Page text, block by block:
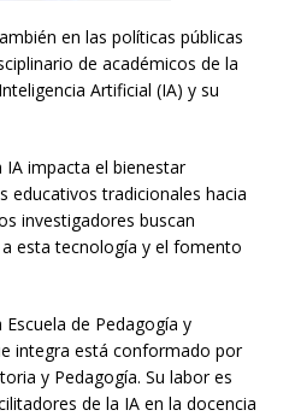
en las políticas públicas
de académicos de la
Artificial (IA) y su
impacta el bienestar
educativos tradicionales hacia
investigadores buscan
esta tecnología y el fomento
de Pedagogía y
integra está conformado por
y Pedagogía. Su labor es
de la IA en la docencia